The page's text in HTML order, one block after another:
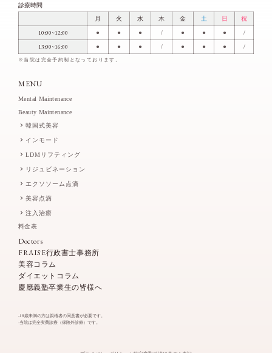
診療時間
月
火 水 木 金 土 日 祝
10:00~12:00 ● ● ● / ● ● ● /
13:00~16:00 ● ● ● / ● ● ● /
※当院は完全予約制となっております。
MENU
Mental Maintenance
Beauty Maintenance
韓国式美容
インモード
LDMリフティング
リジュビネーション
エクソソーム点滴
美容点滴
注入治療
料金表
Doctors
FRAISE行政書士事務所
美容コラム
ダイエットコラム
慶應義塾卒業生の皆様へ
-18歳未満の方は親権者の同意書が必要です。
-当院は完全実費診療（保険外診療）です。